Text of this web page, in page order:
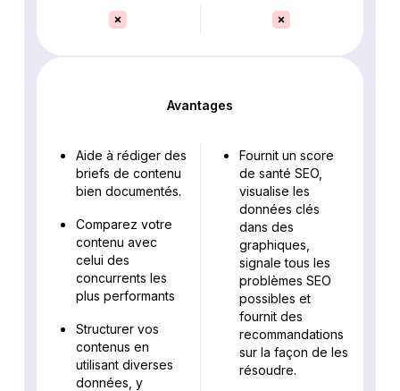
Avantages
Aide à rédiger des
briefs de contenu
bien documentés.
Comparez votre
contenu avec
celui des
concurrents les
plus performants
Structurer vos
contenus en
utilisant diverses
données, y
Fournit un score
de santé SEO,
visualise les
données clés
dans des
graphiques,
signale tous les
problèmes SEO
possibles et
fournit des
recommandations
sur la façon de les
résoudre.